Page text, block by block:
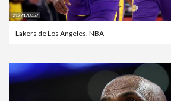
Lakers de Los Angeles, NBA